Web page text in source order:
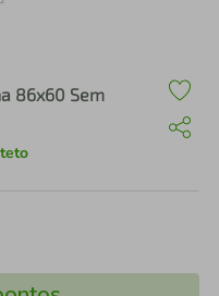
86x60 Sem